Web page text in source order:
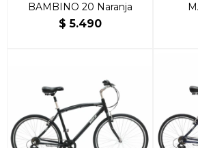
BAMBINO 20 Naranja
$ 5.490